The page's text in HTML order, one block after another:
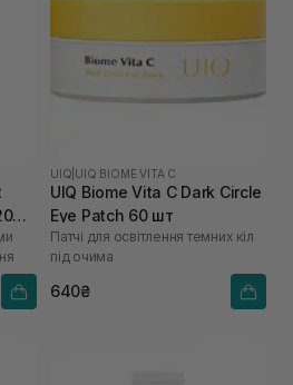
UIQ UIQ BIOME VITA C
UIQ Biome Vita C Dark Circle
Eye Patch 60 шт
Патчі для освітлення темних кіл
під очима
640₴